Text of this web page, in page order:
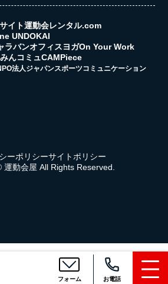
イト運動会レンタル.com
UNDOKAI
ラバンオフィスヨガOn Your Work
みんコミュCAMPiece
法人ジャパンスポーツコミュニケーション
ーポリシーサイトポリシー
動会屋 All Rights Reserved.
フォーム お電話